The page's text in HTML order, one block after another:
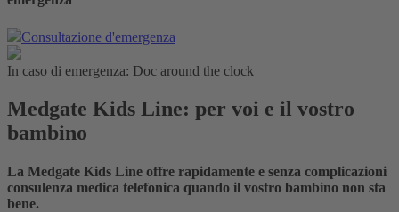
Consultazione d'emergenza
In caso di emergenza: Doc around the clock
Medgate Kids Line: per voi e il vostro
bambino
La Medgate Kids Line offre rapidamente e senza complicazioni
consulenza medica telefonica quando il vostro bambino non sta
bene.